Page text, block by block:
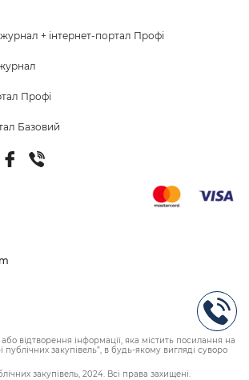
+ інтернет-портал Профі
Профі
Базовий
відтворення інформації, яка містить посилання на
публічних закупівель”, в будь-якому вигляді суворо
закупівель, 2024. Всі права захищені.